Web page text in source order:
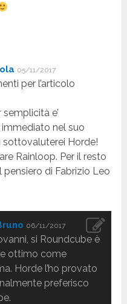
05/11/2017
per l’articolo
e’
nel suo
Horde!
Rainloop. Per il resto
di Fabrizio Leo
06/11/2017
si Roundcube è
ottimo come
Horde l’ho provato
preferisco